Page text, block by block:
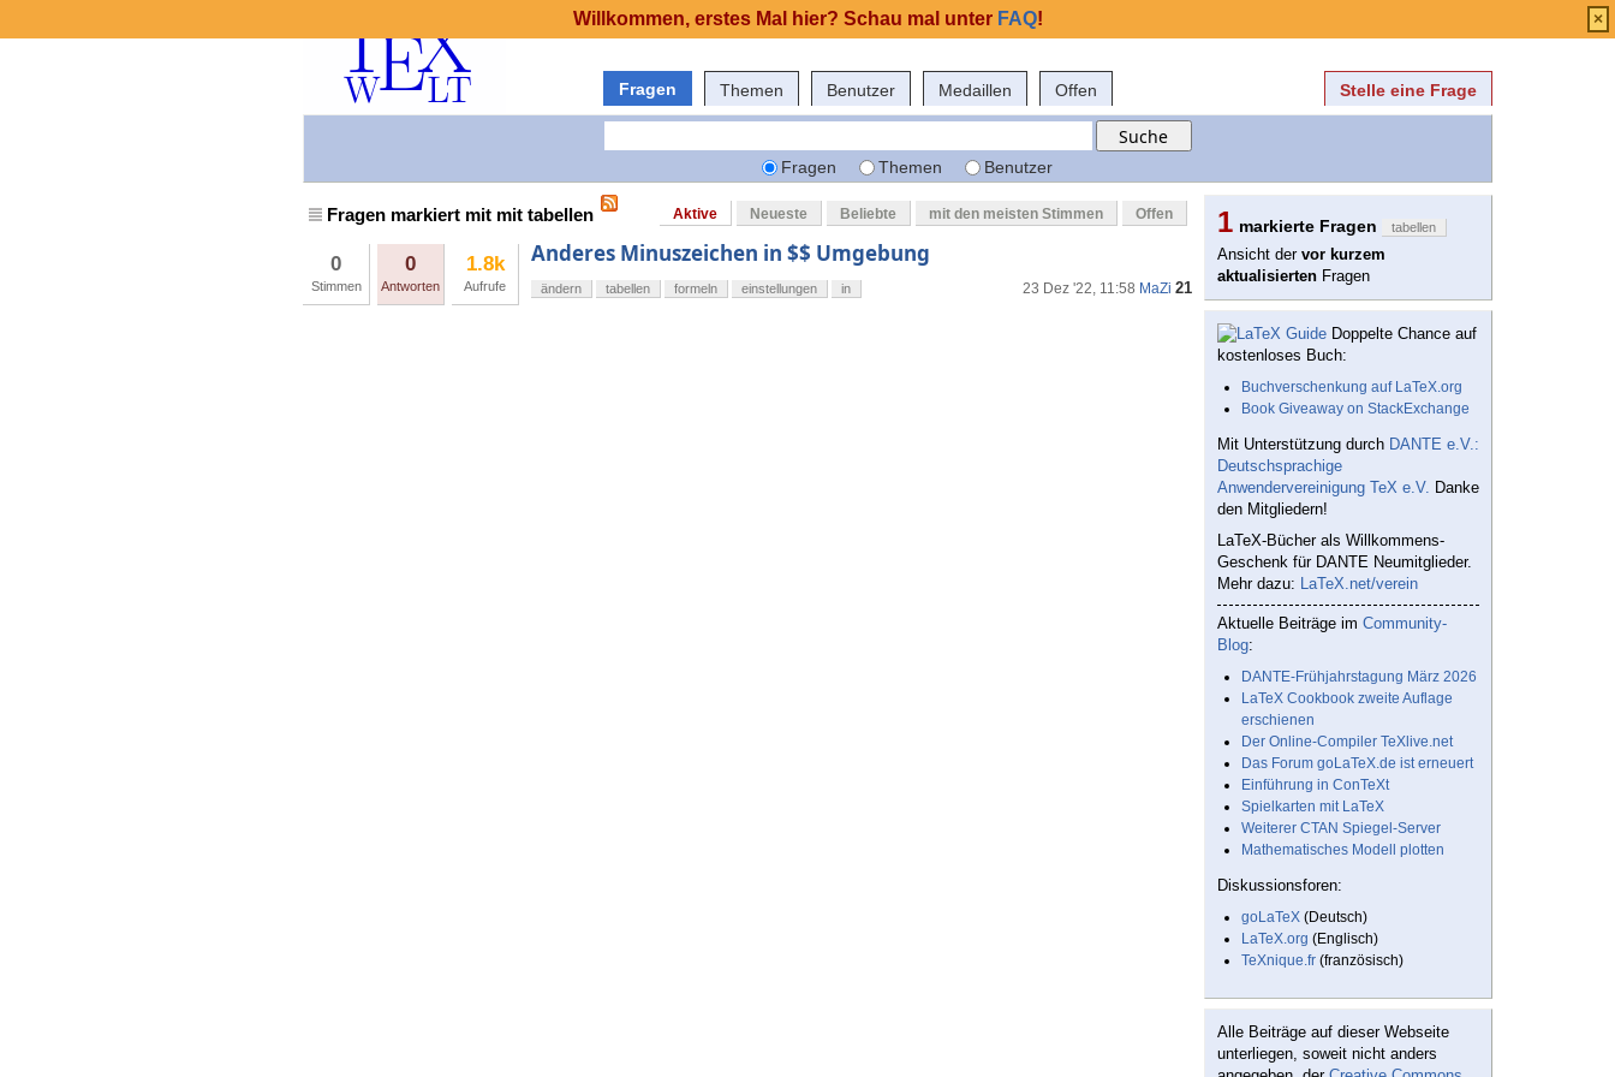
Fragen Themen Benutzer Medaillen Offen Stelle eine Frage
Fragen Themen Benutzer
Fragen markiert mit mit tabellen Aktive Neueste Beliebte mit den meisten Stimmen Offen
0
Stimmen
0
Antworten
1.8k
Aufrufe
Anderes Minuszeichen in $$ Umgebung
23 Dez '22, 11:58 MaZi 21
ändern tabellen formeln einstellungen in
1 markierte Fragen tabellen
Ansicht der vor kurzem
aktualisierten Fragen
Doppelte Chance auf
kostenloses Buch:
Buchverschenkung auf LaTeX.org
Book Giveaway on StackExchange
Mit Unterstützung durch DANTE e.V.:
Deutschsprachige
Anwendervereinigung TeX e.V. Danke
den Mitgliedern!
LaTeX-Bücher als Willkommens-
Geschenk für DANTE Neumitglieder.
Mehr dazu: LaTeX.net/verein
Aktuelle Beiträge im Community-
Blog:
DANTE-Frühjahrstagung März 2026
LaTeX Cookbook zweite Auflage
erschienen
Der Online-Compiler TeXlive.net
Das Forum goLaTeX.de ist erneuert
Einführung in ConTeXt
Spielkarten mit LaTeX
Weiterer CTAN Spiegel-Server
Mathematisches Modell plotten
Diskussionsforen:
goLaTeX (Deutsch)
LaTeX.org (Englisch)
TeXnique.fr (französisch)
Alle Beiträge auf dieser Webseite
unterliegen, soweit nicht anders
Willkommen, erstes Mal hier? Schau mal unter FAQ! ×